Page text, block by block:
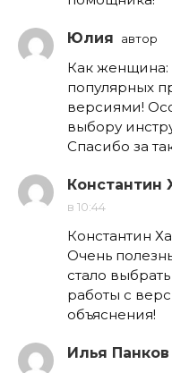
Юлия автор
Как женщина:
популярных
версиями!
выбору
Спасибо за
Константин
в 10:44
Константин
Очень
стало
работы с
объяснения!
Илья Панков